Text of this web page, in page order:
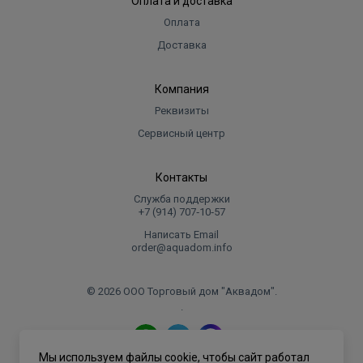
Оплата
Доставка
Компания
Реквизиты
Сервисный центр
Контакты
Служба поддержки
+7 (914) 707‑10‑57
Написать Email
order@aquadom.info
© 2026 ООО Торговый дом "Аквадом".
.
Мы используем файлы cookie, чтобы сайт работал